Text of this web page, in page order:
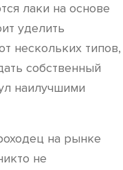
лаки на основе
уделить
нескольких типов,
собственный
наилучшими
на рынке
не